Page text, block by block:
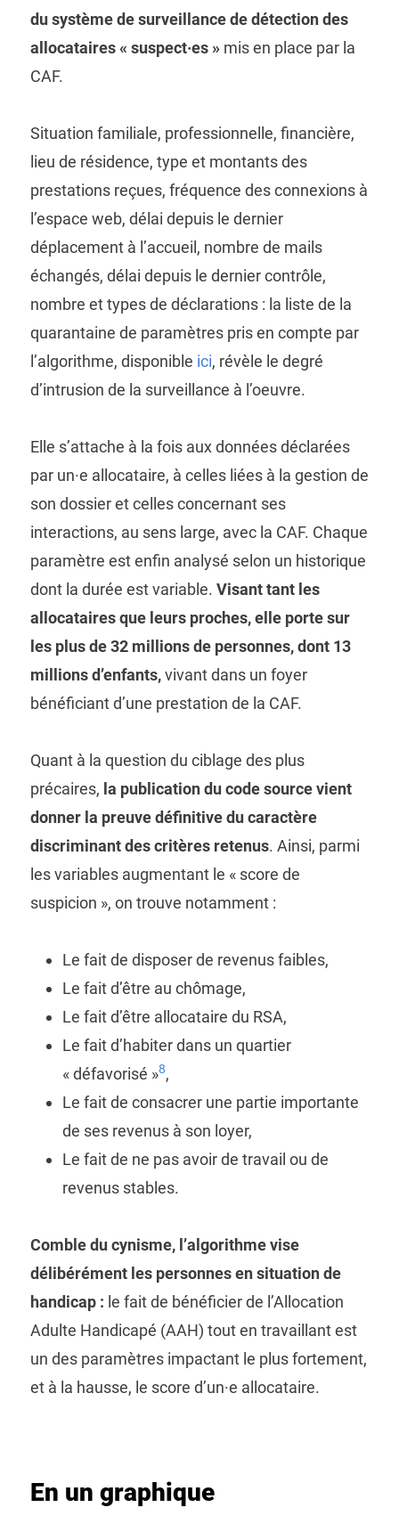
du système de surveillance de détection des
allocataires « suspect·es »mis en place par la
CAF.
Situation familiale, professionnelle, financière,
lieu de résidence, type et montants des
prestations reçues, fréquence des connexions à
l’espace web, délai depuis le dernier
déplacement à l’accueil, nombre de mails
échangés, délai depuis le dernier contrôle,
nombre et types de déclarations : la liste de la
quarantaine de paramètres pris en compte par
l’algorithme, disponible ici, révèle le degré
d’intrusion de la surveillance à l’oeuvre.
Elle s’attache à la fois aux données déclarées
par un·e allocataire, à celles liées à la gestion de
son dossier et celles concernant ses
interactions, au sens large, avec la CAF. Chaque
paramètre est enfin analysé selon un historique
dont la durée est variable. Visant tant les
allocataires que leurs proches, elle porte sur
les plus de 32 millions de personnes, dont 13
millions d’enfants,vivant dans un foyer
bénéficiant d’une prestation de la CAF.
Quant à la question du ciblage des plus
précaires, la publication du code source vient
donner la preuve définitive du caractère
discriminant des critères retenus. Ainsi, parmi
les variables augmentant le « score de
suspicion », on trouve notamment :
Le fait de disposer de revenus faibles,
Le fait d’être au chômage,
Le fait d’être allocataire du RSA,
Le fait d’habiter dans un quartier
« défavorisé »8,
Le fait de consacrer une partie importante
de ses revenus à son loyer,
Le fait de ne pas avoir de travail ou de
revenus stables.
Comble du cynisme, l’algorithme vise
délibérément les personnes en situation de
handicap : le fait de bénéficier de l’Allocation
Adulte Handicapé (AAH) tout en travaillant est
un des paramètres impactant le plus fortement,
et à la hausse, le score d’un·e allocataire.
En un graphique